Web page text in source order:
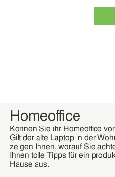
Homeoffice
Können Sie ihr Homeoffice
Gilt der alte Laptop in der
zeigen Ihnen, worauf Sie
Ihnen tolle Tipps für ein
Hause aus.